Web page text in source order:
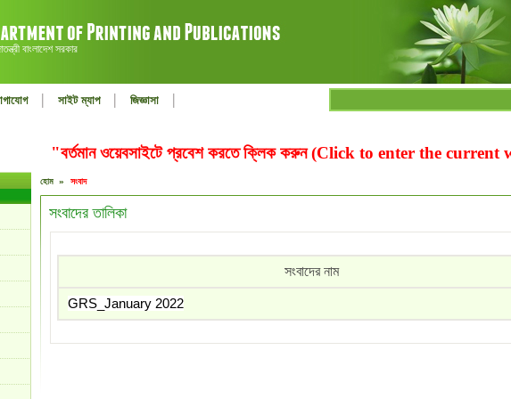
বাংলাদেশ সরকার
| সাইট ম্যাপ | জিজ্ঞাসা |
"বর্তমান ওয়েবসাইটে প্রবেশ করতে ক্লিক করুন (Click to enter the current
হোম » সংবাদ
সংবাদের তালিকা
সংবাদের নাম
GRS_January 2022